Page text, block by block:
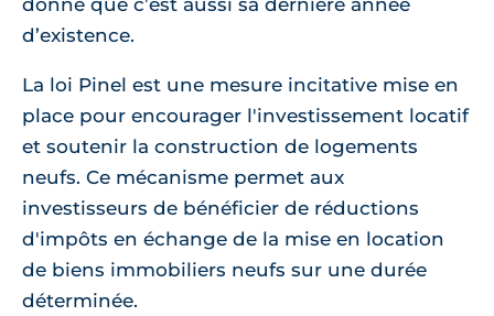
donné que c’est aussi sa dernière année
d’existence.
La loi Pinel est une mesure incitative mise en
place pour encourager l'investissement locatif
et soutenir la construction de logements
neufs. Ce mécanisme permet aux
investisseurs de bénéficier de réductions
d'impôts en échange de la mise en location
de biens immobiliers neufs sur une durée
déterminée.